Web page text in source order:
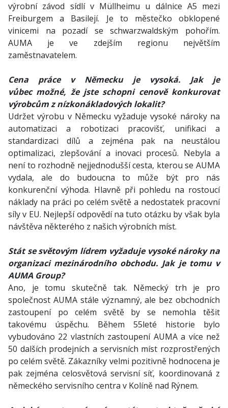
výrobní závod sídlí v Müllheimu u dálnice A5 mezi
Freiburgem a Basilejí. Je to městečko obklopené
vinicemi na pozadí se schwarzwaldským pohořím.
AUMA je ve zdejším regionu největším
zaměstnavatelem.
Cena práce v Německu je vysoká. Jak je
vůbec možné, že jste schopni cenově konkurovat
výrobcům z nízkonákladových lokalit?
Udržet výrobu v Německu vyžaduje vysoké nároky na
automatizaci a robotizaci pracovišť, unifikaci a
standardizaci dílů a zejména pak na neustálou
optimalizaci, zlepšování a inovaci procesů. Nebyla a
není to rozhodně nejjednodušší cesta, kterou se AUMA
vydala, ale do budoucna to může být pro nás
konkurenční výhoda. Hlavně při pohledu na rostoucí
náklady na práci po celém světě a nedostatek pracovní
síly v EU. Nejlepší odpovědí na tuto otázku by však byla
návštěva některého z našich výrobních míst.
Stát se světovým lídrem vyžaduje vysoké nároky na
organizaci mezinárodního obchodu. Jak je tomu v
AUMA Group?
Ano, je tomu skutečně tak. Německý trh je pro
společnost AUMA stále významný, ale bez obchodních
zastoupení po celém světě by se nemohla těšit
takovému úspěchu. Během 55leté historie bylo
vybudováno 22 vlastních zastoupení AUMA a více než
50 dalších prodejních a servisních míst rozprostřených
po celém světě. Zákazníky velmi pozitivně hodnocena je
pak zejména celosvětová servisní síť, koordinovaná z
německého servisního centra v Kolíně nad Rýnem.